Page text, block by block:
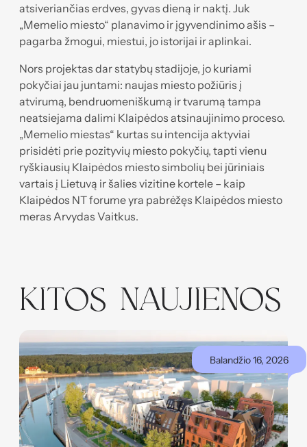
atsiveriančias erdves, gyvas dieną ir naktį. Juk
„Memelio miesto“ planavimo ir įgyvendinimo ašis –
pagarba žmogui, miestui, jo istorijai ir aplinkai.
Nors projektas dar statybų stadijoje, jo kuriami
pokyčiai jau juntami: naujas miesto požiūris į
atvirumą, bendruomeniškumą ir tvarumą tampa
neatsiejama dalimi Klaipėdos atsinaujinimo proceso.
„Memelio miestas“ kurtas su intencija aktyviai
prisidėti prie pozityvių miesto pokyčių, tapti vienu
ryškiausių Klaipėdos miesto simbolių bei jūriniais
vartais į Lietuvą ir šalies vizitine kortele – kaip
Klaipėdos NT forume yra pabrėžęs Klaipėdos miesto
meras Arvydas Vaitkus.
KITOS NAUJIENOS
Balandžio 16, 2026